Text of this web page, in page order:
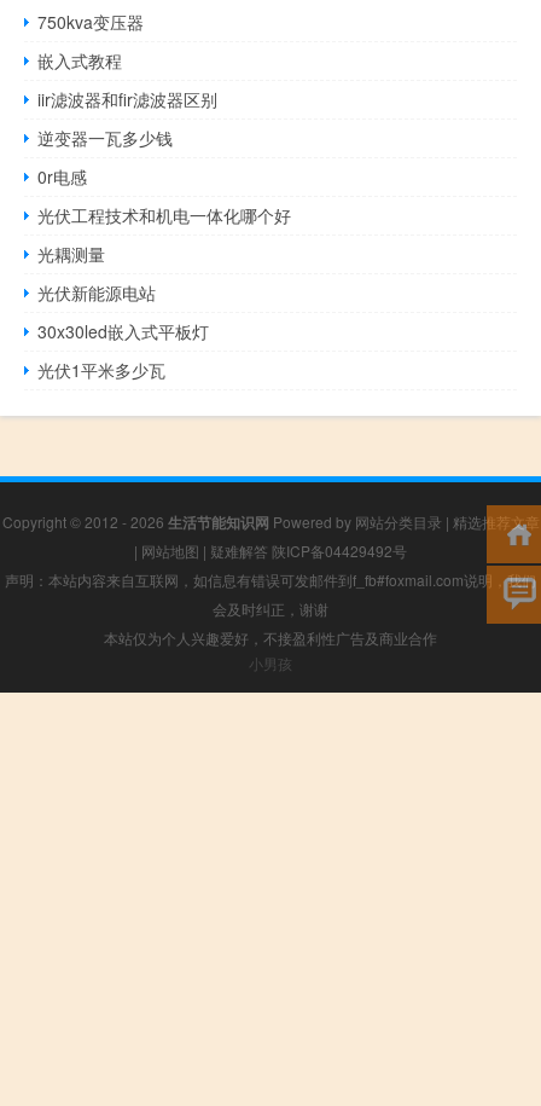
750kva变压器
嵌入式教程
iir滤波器和fir滤波器区别
逆变器一瓦多少钱
0r电感
光伏工程技术和机电一体化哪个好
光耦测量
光伏新能源电站
30x30led嵌入式平板灯
光伏1平米多少瓦
Copyright © 2012 - 2026 生活节能知识网 Powered by 网站分类目录 | 精选推荐文章
| 网站地图 | 疑难解答 陕ICP备04429492号
声明：本站内容来自互联网，如信息有错误可发邮件到f_fb#foxmail.com说明，我们
会及时纠正，谢谢
本站仅为个人兴趣爱好，不接盈利性广告及商业合作
小男孩